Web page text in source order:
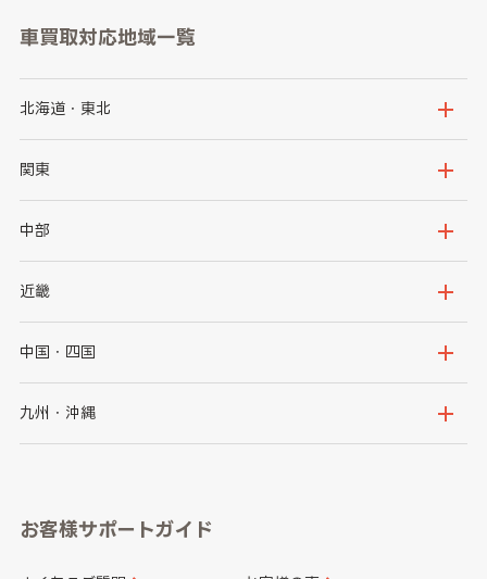
車買取対応地域一覧
北海道・東北
北海道
岩手県
秋田県
関東
茨城県
群馬県
千葉県
神奈川県
中部
新潟県
石川県
山梨県
愛知県
近畿
大阪府
京都府
和歌山県
中国・四国
鳥取県
山口県
九州・沖縄
長崎県
お客様サポートガイド